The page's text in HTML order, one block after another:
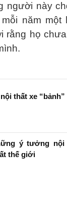
người này
năm một
rằng họ
nội thất xe
ý tưởng
thế giới